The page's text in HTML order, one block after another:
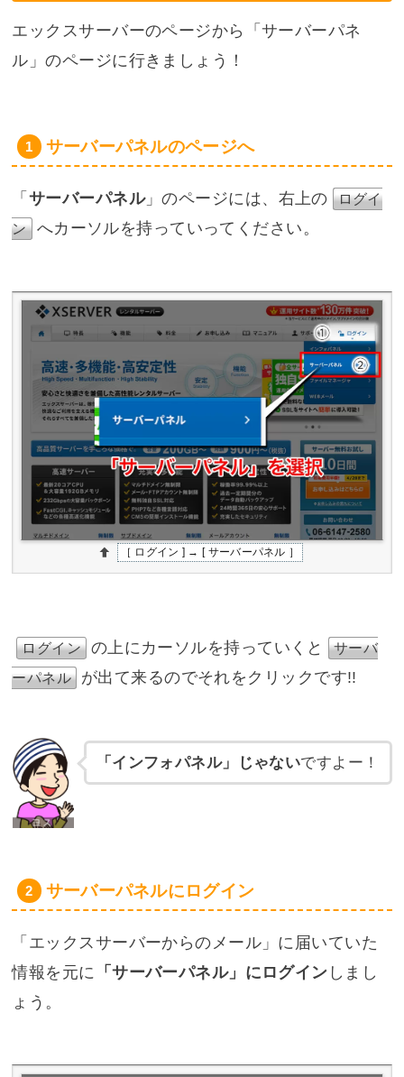
エックスサーバーのページから「サーバーパネ
ル」のページに行きましょう！
サーバーパネルのページへ
「 サーバーパネル」のページには、右上の
ログイ
ン
へカーソルを持っていってください。
［ ログイン ] → [ サーバーパネル ］
ログイン の上にカーソルを持っていくと
サーバ
ーパネル
が出て来るのでそれをクリックです!!
「インフォパネル」じゃないですよー！
サーバーパネルにログイン
「エックスサーバーからのメール」に届いていた
情報を元に
「サーバーパネル」にログイン しまし
ょう。